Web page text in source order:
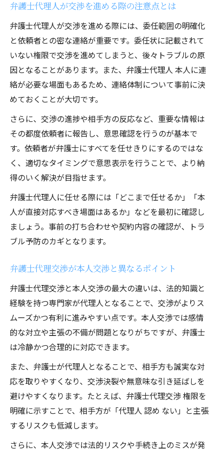
弁護士代理人が交渉を進める際の注意点とは
弁護士代理人が交渉を進める際には、委任範囲の明確化
と依頼者との密な連絡が重要です。委任状に記載されて
いない権限で交渉を進めてしまうと、後々トラブルの原
因となることがあります。また、弁護士代理人 本人に連
絡が必要な場面もあるため、連絡体制について事前に決
めておくことが大切です。
さらに、交渉の進捗や相手方の反応など、重要な情報は
その都度依頼者に報告し、意思確認を行うのが基本で
す。依頼者が弁護士にすべてを任せきりにするのではな
く、適切なタイミングで意思表示を行うことで、より納
得のいく解決が目指せます。
弁護士代理人に任せる際には「どこまで任せるか」「本
人が直接対応すべき場面はあるか」などを最初に確認し
ましょう。事前の打ち合わせや契約内容の確認が、トラ
ブル予防のカギとなります。
弁護士代理交渉が本人交渉と異なるポイント
弁護士代理交渉と本人交渉の最大の違いは、法的知識と
経験を持つ専門家が代理人となることで、交渉がよりス
ムーズかつ有利に進みやすい点です。本人交渉では感情
的な対立や主張の不備が問題となりがちですが、弁護士
は冷静かつ合理的に対応できます。
また、弁護士が代理人となることで、相手方も誠実な対
応を取りやすくなり、交渉決裂や無意味な引き延ばしを
避けやすくなります。たとえば、弁護士代理交渉 権限を
明確に示すことで、相手方が「代理人 認め ない」と主張
するリスクも低減します。
さらに、本人交渉では法的リスクや手続き上のミスが発